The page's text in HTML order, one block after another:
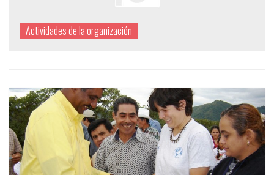
compromiso social»